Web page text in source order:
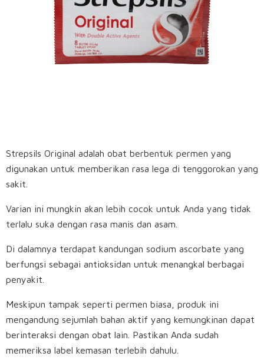
Strepsils Original adalah obat berbentuk permen yang
digunakan untuk memberikan rasa lega di tenggorokan yang
sakit.
Varian ini mungkin akan lebih cocok untuk Anda yang tidak
terlalu suka dengan rasa manis dan asam.
Di dalamnya terdapat kandungan sodium ascorbate yang
berfungsi sebagai antioksidan untuk menangkal berbagai
penyakit.
Meskipun tampak seperti permen biasa, produk ini
mengandung sejumlah bahan aktif yang kemungkinan dapat
berinteraksi dengan obat lain. Pastikan Anda sudah
memeriksa label kemasan terlebih dahulu.